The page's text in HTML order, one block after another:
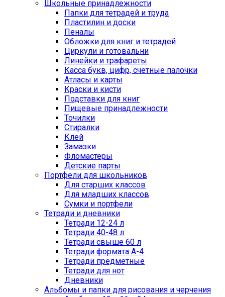
Школьные принадлежности
Папки для тетрадей и труда
Пластилин и доски
Пеналы
Обложки для книг и тетрадей
Циркули и готовальни
Линейки и трафареты
Касса букв, цифр, счетные палочки
Атласы и карты
Краски и кисти
Подставки для книг
Пищевые принадлежности
Точилки
Стиралки
Клей
Замазки
Фломастеры
Детские парты
Портфели для школьников
Для старших классов
Для младших классов
Сумки и портфели
Тетради и дневники
Тетради 12-24 л
Тетради 40-48 л
Тетради свыше 60 л
Тетради формата А-4
Тетради предметные
Тетради для нот
Дневники
Альбомы и папки для рисования и черчения